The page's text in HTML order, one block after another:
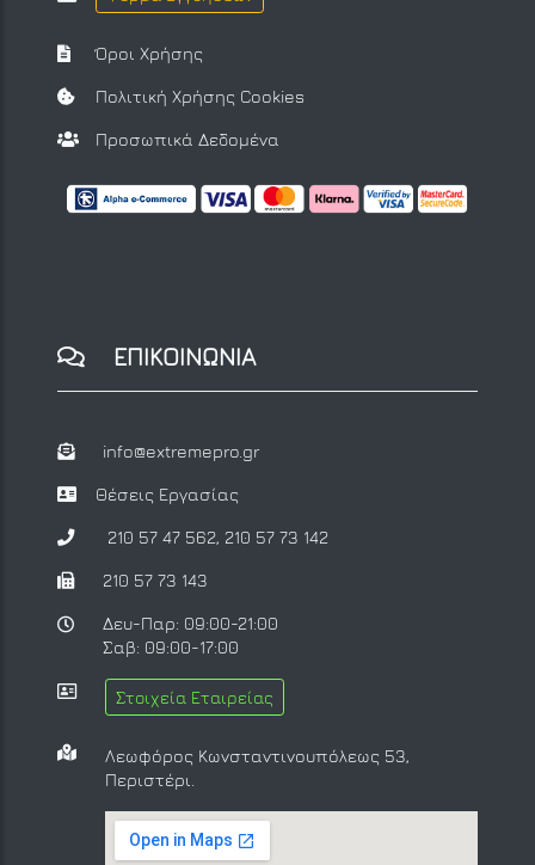
Όροι Χρήσης
Πολιτική Χρήσης Cookies
Προσωπικά Δεδομένα
ΕΠΙΚΟΙΝΩΝΙΑ
info@extremepro.gr
Θέσεις Εργασίας
210 57 47 562, 210 57 73 142
210 57 73 143
Δευ-Παρ: 09:00-21:00
Σαβ: 09:00-17:00
Στοιχεία Εταιρείας
Λεωφόρος Κωνσταντινουπόλεως 53,
Περιστέρι.